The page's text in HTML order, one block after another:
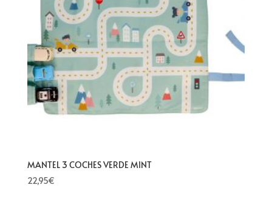
MANTEL 3 COCHES VERDE MINT
22,95€